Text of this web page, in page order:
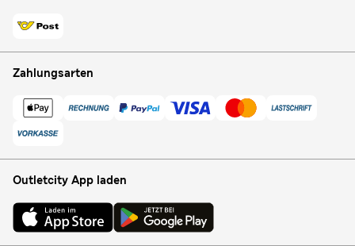
Zahlungsarten
Outletcity App laden